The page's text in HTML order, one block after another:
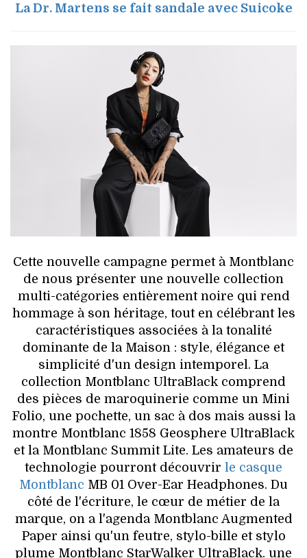
La Dr. Martens se fait sandale avec Suicoke
Cette nouvelle campagne permet à Montblanc
de nous présenter une nouvelle collection
multi-catégories entièrement noire qui rend
hommage à son héritage, tout en célébrant les
caractéristiques associées à la tonalité
dominante de la Maison : style, élégance et
simplicité d'un design intemporel. La
collection Montblanc UltraBlack comprend
des pièces de maroquinerie comme un Mini
Folio, une pochette, un sac à dos mais aussi la
montre Montblanc 1858 Geosphere UltraBlack
et la Montblanc Summit Lite. Les amateurs de
technologie pourront découvrir le casque
Montblanc MB 01 Over-Ear Headphones. Du
côté de l'écriture, le cœur de métier de la
marque, on a l'agenda Montblanc Augmented
Paper ainsi qu'un feutre, stylo-bille et stylo
plume Montblanc StarWalker UltraBlack. une